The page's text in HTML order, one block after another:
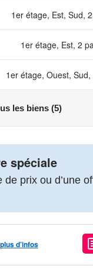
1er étage, Est, Sud,
1er étage, Est, 2
1er étage, Ouest,
les biens (5)
spéciale
de prix ou d’une
d’infos